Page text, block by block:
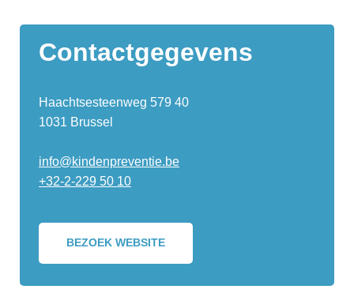
Contactgegevens
Haachtsesteenweg 579 40
1031 Brussel
info@kindenpreventie.be
+32-2-229 50 10
BEZOEK WEBSITE